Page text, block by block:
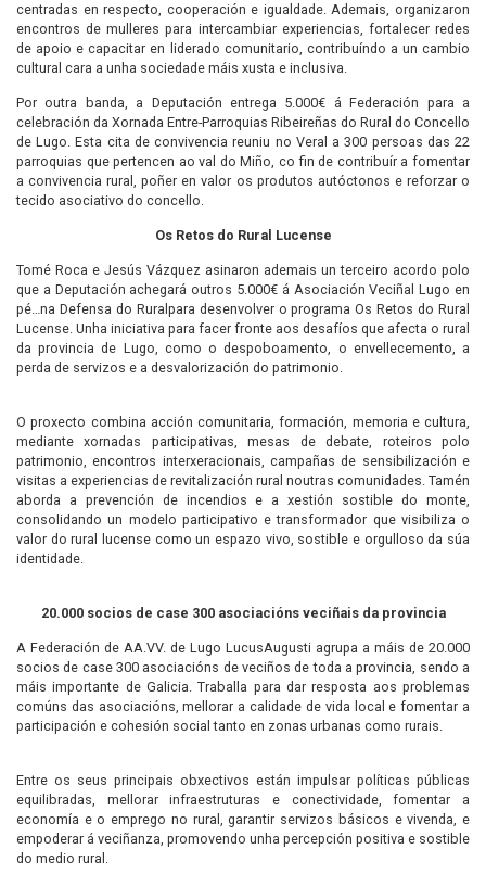
centradas en respecto, cooperación e igualdade. Ademais, organizaron
encontros de mulleres para intercambiar experiencias, fortalecer redes
de apoio e capacitar en liderado comunitario, contribuíndo a un cambio
cultural cara a unha sociedade máis xusta e inclusiva.
Por outra banda, a Deputación entrega 5.000€ á Federación para a
celebración da Xornada Entre-Parroquias Ribeireñas do Rural do Concello
de Lugo. Esta cita de convivencia reuniu no Veral a 300 persoas das 22
parroquias que pertencen ao val do Miño, co fin de contribuír a fomentar
a convivencia rural, poñer en valor os produtos autóctonos e reforzar o
tecido asociativo do concello.
Os Retos do Rural Lucense
Tomé Roca e Jesús Vázquez asinaron ademais un terceiro acordo polo
que a Deputación achegará outros 5.000€ á Asociación Veciñal Lugo en
pé…na Defensa do Ruralpara desenvolver o programa Os Retos do Rural
Lucense. Unha iniciativa para facer fronte aos desafíos que afecta o rural
da provincia de Lugo, como o despoboamento, o envellecemento, a
perda de servizos e a desvalorización do patrimonio.
O proxecto combina acción comunitaria, formación, memoria e cultura,
mediante xornadas participativas, mesas de debate, roteiros polo
patrimonio, encontros interxeracionais, campañas de sensibilización e
visitas a experiencias de revitalización rural noutras comunidades. Tamén
aborda a prevención de incendios e a xestión sostible do monte,
consolidando un modelo participativo e transformador que visibiliza o
valor do rural lucense como un espazo vivo, sostible e orgulloso da súa
identidade.
20.000 socios de case 300 asociacións veciñais da provincia
A Federación de AA.VV. de Lugo LucusAugusti agrupa a máis de 20.000
socios de case 300 asociacións de veciños de toda a provincia, sendo a
máis importante de Galicia. Traballa para dar resposta aos problemas
comúns das asociacións, mellorar a calidade de vida local e fomentar a
participación e cohesión social tanto en zonas urbanas como rurais.
Entre os seus principais obxectivos están impulsar políticas públicas
equilibradas, mellorar infraestruturas e conectividade, fomentar a
economía e o emprego no rural, garantir servizos básicos e vivenda, e
empoderar á veciñanza, promovendo unha percepción positiva e sostible
do medio rural.